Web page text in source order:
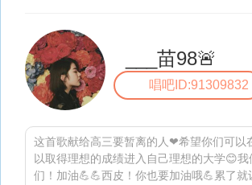
___苗98🚨
唱吧ID:91309832
这首歌献给高三要暂离的人❤希望你们可以
以取得理想的成绩进入自己理想的大学😊
们！加油💪💪西皮！你也要加油哦💪累了就